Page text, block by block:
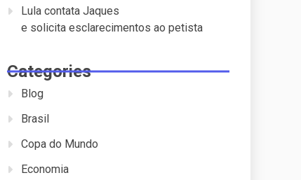
Lula contata Jaques
e solicita esclarecimentos ao petista
Categories
Blog
Brasil
Copa do Mundo
Economia